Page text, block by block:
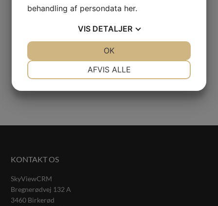
KONTAKT OS
SkyViewCRM
Bregnerødvej 132 A
3460 Birkerød
behandling af persondata her.
VIS DETALJER
AFVIS ALLE
OK